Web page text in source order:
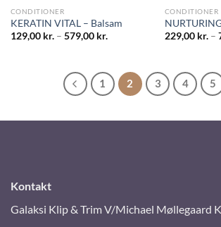
CONDITIONER
KERATIN VITAL – Balsam
129,00 kr.– 579,00 kr.
CONDITIONER
229,00 kr.–
1 2 3 4 5
Kontakt
Galaksi Klip & Trim V/Michael Møllegaard